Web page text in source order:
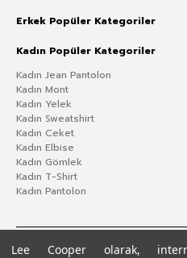
Lee Cooper olarak,
Erkek Popüler Kategoriler
Kadın Popüler Kategoriler
Kadın Jean Pantolon
Kadın Mont
Kadın Yelek
Kadın Sweatshirt
Kadın Ceket
Kadın Elbise
Kadın Gömlek
Kadın T-Shirt
Kadın Pantolon